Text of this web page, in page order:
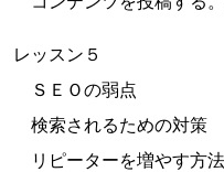
レッスン５
ＳＥＯの弱点
検索されるための対策
リピーターを増やす方法